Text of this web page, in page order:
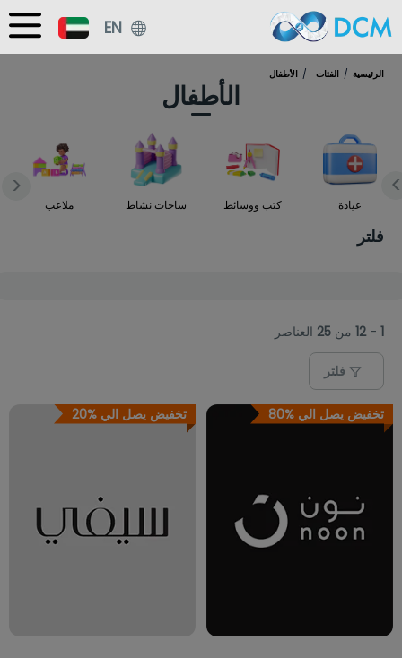
EN
الرئيسية الفئات الأطفال
الأطفال
<
ملاعب ساحات نشاط كتب ووسائط عيادة
>
فلتر
1
-
12 من 25 العناصر
فلتر
تخفيض يصل الي تخفيض يصل الي